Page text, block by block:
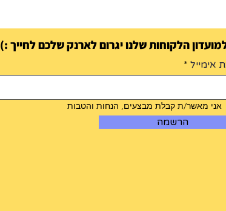
הלקוחות שלנו יגרום לארנק שלכם לחייך :)
אימייל
אני מאשר/ת קבלת מבצעים, הנחות והטבות
הרשמה